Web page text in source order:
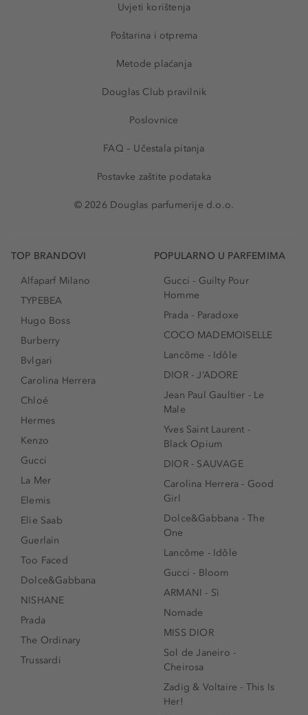
Uvjeti korištenja
Poštarina i otprema
Metode plaćanja
Douglas Club pravilnik
Poslovnice
FAQ – Učestala pitanja
Postavke zaštite podataka
© 2026 Douglas parfumerije d.o.o.
TOP BRANDOVI
Alfaparf Milano
TYPEBEA
Hugo Boss
Burberry
Bvlgari
Carolina Herrera
Chloé
Hermes
Kenzo
Gucci
La Mer
Elemis
Elie Saab
Guerlain
Too Faced
Dolce&Gabbana
NISHANE
Prada
The Ordinary
Trussardi
POPULARNO U PARFEMIMA
Gucci - Guilty Pour
Homme
Prada - Paradoxe
COCO MADEMOISELLE
Lancôme - Idôle
DIOR - J’ADORE
Jean Paul Gaultier - Le
Male
Yves Saint Laurent -
Black Opium
DIOR - SAUVAGE
Carolina Herrera - Good
Girl
Dolce&Gabbana - The
One
Lancôme - Idôle
Gucci - Bloom
ARMANI - Sì
Nomade
MISS DIOR
Sol de Janeiro -
Cheirosa
Zadig & Voltaire - This Is
Her!